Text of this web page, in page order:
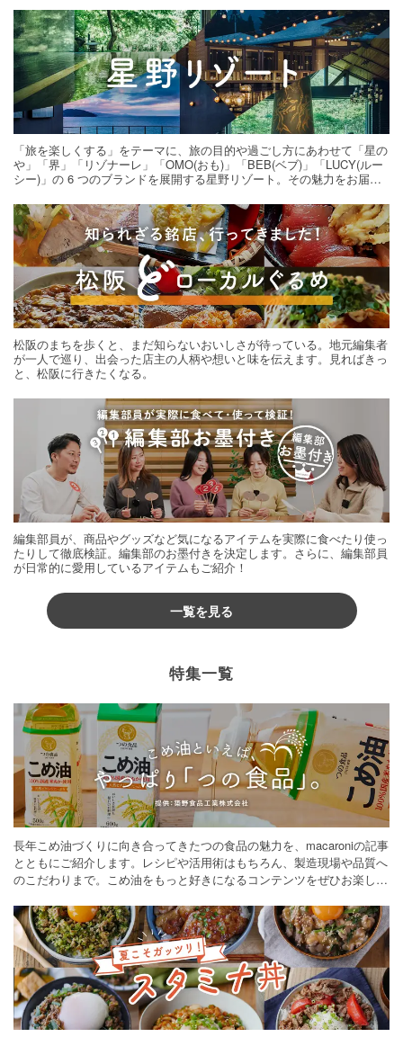
「旅を楽しくする」をテーマに、旅の目的や過ごし方にあわせて「星の
や」「界」「リゾナーレ」「OMO(おも)」「BEB(ベブ)」「LUCY(ルー
シー)」の 6 つのブランドを展開する星野リゾート。その魅力をお届け
松阪のまちを歩くと、まだ知らないおいしさが待っている。地元編集者
が一人で巡り、出会った店主の人柄や想いと味を伝えます。見ればきっ
と、松阪に行きたくなる。
編集部員が、商品やグッズなど気になるアイテムを実際に食べたり使っ
たりして徹底検証。編集部のお墨付きを決定します。さらに、編集部員
が日常的に愛用しているアイテムもご紹介！
一覧を見る
特集一覧
長年こめ油づくりに向き合ってきたつの食品の魅力を、macaroniの記事
とともにご紹介します。レシピや活用術はもちろん、製造現場や品質へ
のこだわりまで。こめ油をもっと好きになるコンテンツをぜひお楽しみ